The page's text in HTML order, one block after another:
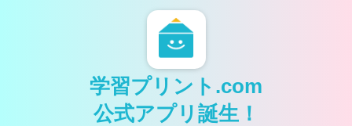
学習プリント.com
公式アプリ誕生！